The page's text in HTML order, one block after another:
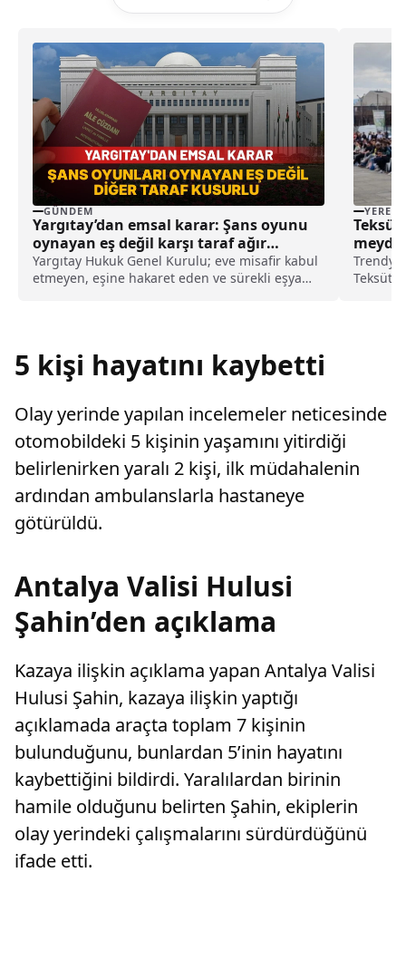
GÜNDEM
Yargıtay’dan emsal karar: Şans oyunu
oynayan eş değil karşı taraf ağır
kusurlu sayıldı
Yargıtay Hukuk Genel Kurulu; eve misafir kabul
etmeyen, eşine hakaret eden ve sürekli eşya
YEREL
Teksüt
haberi
Teksüt
5 kişi hayatını kaybetti
Olay yerinde yapılan incelemeler neticesinde
otomobildeki 5 kişinin yaşamını yitirdiği
belirlenirken yaralı 2 kişi, ilk müdahalenin
ardından ambulanslarla hastaneye
götürüldü.
Antalya Valisi Hulusi
Şahin’den açıklama
Kazaya ilişkin açıklama yapan Antalya Valisi
Hulusi Şahin, kazaya ilişkin yaptığı
açıklamada araçta toplam 7 kişinin
bulunduğunu, bunlardan 5’inin hayatını
kaybettiğini bildirdi. Yaralılardan birinin
hamile olduğunu belirten Şahin, ekiplerin
olay yerindeki çalışmalarını sürdürdüğünü
ifade etti.